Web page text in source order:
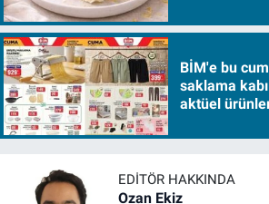
BİM'e bu
saklama
aktüel
EDITÖR HAKKINDA
Ozan Ekiz